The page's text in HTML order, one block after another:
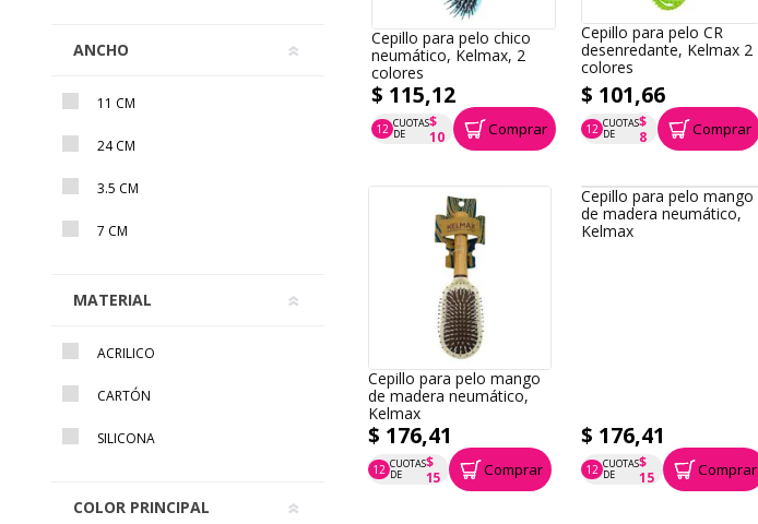
Cepillo para pelo chico
neumático, Kelmax, 2
colores
$ 115,12
12 CUOTAS
DE
$
10
P.T.F. $ 115 Comprar
Cepillo para pelo CR
desenredante, Kelmax 2
colores
$ 101,66
12 CUOTAS
DE
$
8
P.T.F. $ 102 Comprar
Cepillo para pelo mango
de madera neumático,
Kelmax
$ 176,41
12 CUOTAS
DE
$
15
P.T.F. $ 176 Comprar
Cepillo para pelo mango
de madera neumático,
Kelmax
$ 176,41
12 CUOTAS
DE
$
15
P.T.F. $ 176 Comprar
ANCHO
11 CM
24 CM
3.5 CM
7 CM
MATERIAL
ACRILICO
CARTÓN
SILICONA
COLOR PRINCIPAL